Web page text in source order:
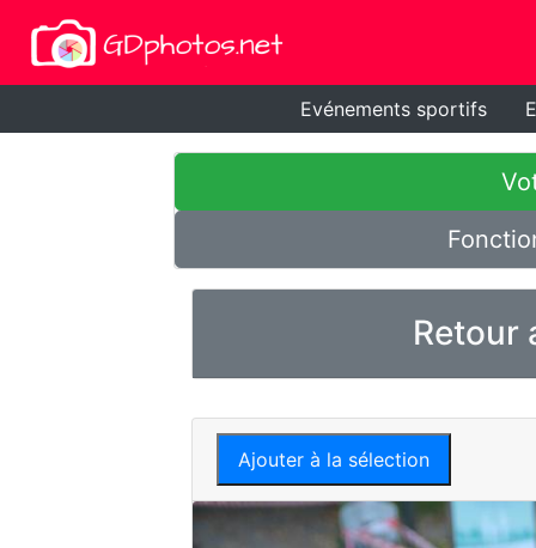
Evénements sportifs
Retour
Ajouter à la sélection